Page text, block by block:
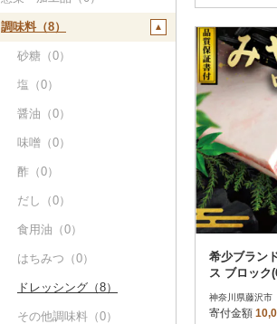
調味料（8）
砂糖（0）
塩（0）
醤油（0）
味噌（0）
酢（0）
だし（0）
食用油（0）
はちみつ（0）
ドレッシング（8）
その他調味料（0）
希少ブラン
ス ブロック
神奈川県藤沢市
寄付金額